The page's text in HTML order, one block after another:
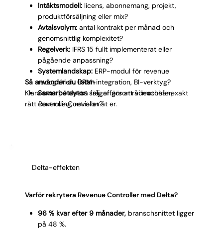
Intäktsmodell:licens, abonnemang, projekt,
produktförsäljning eller mix?
Avtalsvolym:antal kontrakt per månad och
genomsnittlig komplexitet?
Regelverk:IFRS 15 fullt implementerat eller
pågående anpassning?
Systemlandskap:ERP-modul för revenue
recognition, CRM-integration, BI-verktyg?
Samarbetsytor:sälj, affärsområdeschefer,
controlling, revision?
intäktsströmmar, implementera IFRS 15-kontroller,
Så använder du listan
Klara svar på dessa frågor gör att vi matchar exakt
rätt Revenue Controller åt er.
Delta-effekten
Varför rekrytera Revenue Controller med Delta?
96 % kvar efter 9 månader,branschsnittet ligger
på 48 %.